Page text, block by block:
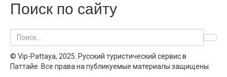
Поиск по сайту
© Vip-Pattaya, 2025. Русский туристический сервис в
Паттайе. Все права на публикуемые материалы защищены.